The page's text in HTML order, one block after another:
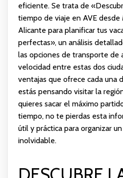
eficiente. Se trata de
tiempo de viaje en AVE desde
Alicante para planificar tus
perfectas», un análisis
las opciones de transporte de
velocidad entre estas dos
ventajas que ofrece cada una
estás pensando visitar la
quieres sacar el máximo
tiempo, no te pierdas esta
útil y práctica para organizar
inolvidable.